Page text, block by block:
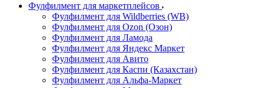
Фулфилмент для маркетплейсов
Фулфилмент для Wildberries (WB)
Фулфилмент для Ozon (Озон)
Фулфилмент для Ламода
Фулфилмент для Яндекс Маркет
Фулфилмент для Авито
Фулфилмент для Каспи (Казахстан)
Фулфилмент для Альфа-Маркет